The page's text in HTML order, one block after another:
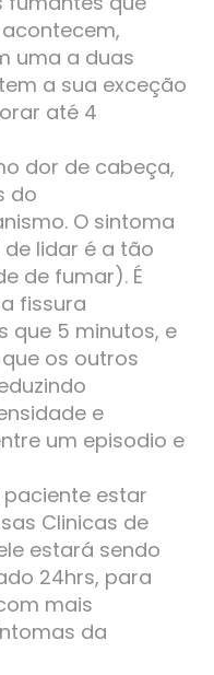
uma a duas
a sua exceção
até 4
dor de cabeça,
do
O sintoma
lidar é a tão
de fumar). É
fissura
que 5 minutos, e
os outros
e
um episodio e
estar
Clinicas de
estará sendo
24hrs, para
mais
da